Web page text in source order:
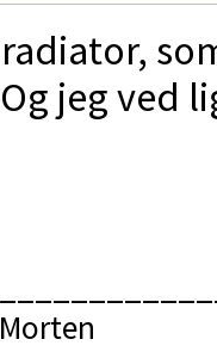
jeg ved